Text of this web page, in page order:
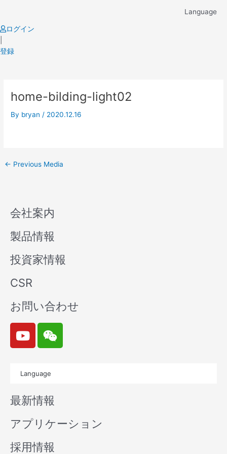
content
Language
ログイン
登録
home-bilding-light02
By bryan / 2020.12.16
navigation
← Previous Media
会社案内
製品情報
投資家情報
CSR
お問い合わせ
Y
o
u
b
e
W
e
i
n
Language
最新情報
アプリケーション
採用情報